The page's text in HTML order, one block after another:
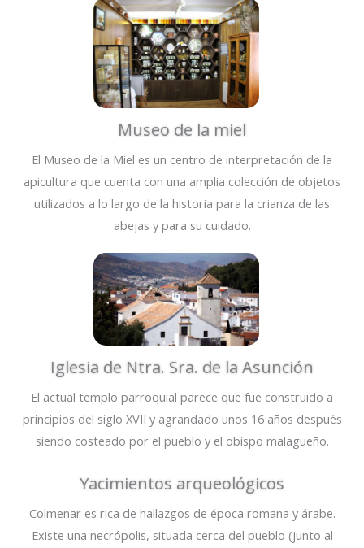
Museo de la miel
El Museo de la Miel es un centro de interpretación de la
apicultura que cuenta con una amplia colección de objetos
utilizados a lo largo de la historia para la crianza de las
abejas y para su cuidado.
Iglesia de Ntra. Sra. de la Asunción
El actual templo parroquial parece que fue construido a
principios del siglo XVII y agrandado unos 16 años después
siendo costeado por el pueblo y el obispo malagueño.
Yacimientos arqueológicos
Colmenar es rica de hallazgos de época romana y árabe.
Existe una necrópolis, situada cerca del pueblo (junto al